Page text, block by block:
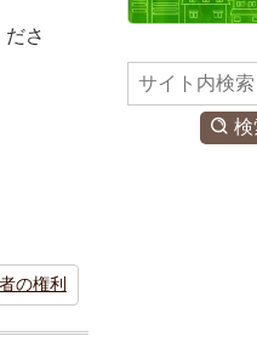
さ
の権利
検
索
検